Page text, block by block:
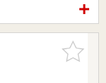
お気に入
りに追加